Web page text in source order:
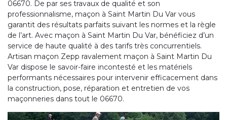
06670. De par ses travaux de qualité et son
professionnalisme, maçon à Saint Martin Du Var vous
garantit des résultats parfaits suivant les normes et la règle
de l’art. Avec maçon à Saint Martin Du Var, bénéficiez d’un
service de haute qualité à des tarifs très concurrentiels.
Artisan maçon Zepp ravalement maçon à Saint Martin Du
Var dispose le savoir-faire incontesté et les matériels
performants nécessaires pour intervenir efficacement dans
la construction, pose, réparation et entretien de vos
maçonneries dans tout le 06670.